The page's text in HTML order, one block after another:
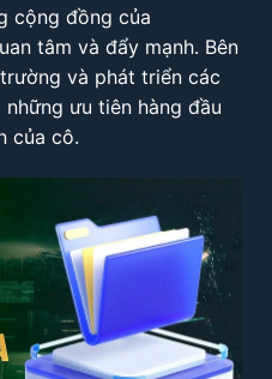
cộng đồng của
tâm và đẩy mạnh. Bên
và phát triển các
ưu tiên hàng đầu
của cô.